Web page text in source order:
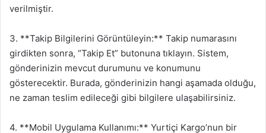
verilmiştir.
3. **Takip Bilgilerini Görüntüleyin:** Takip numarasını
girdikten sonra, “Takip Et” butonuna tıklayın. Sistem,
gönderinizin mevcut durumunu ve konumunu
gösterecektir. Burada, gönderinizin hangi aşamada olduğu,
ne zaman teslim edileceği gibi bilgilere ulaşabilirsiniz.
4. **Mobil Uygulama Kullanımı:** Yurtiçi Kargo’nun bir